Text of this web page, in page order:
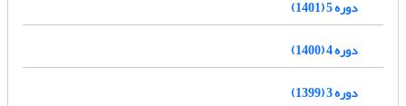
دوره 5 (1401)
دوره 4 (1400)
دوره 3 (1399)